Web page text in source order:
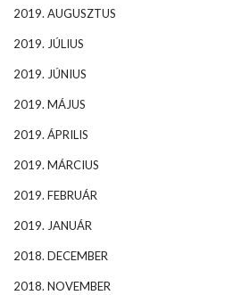
2019. AUGUSZTUS
2019. JÚLIUS
2019. JÚNIUS
2019. MÁJUS
2019. ÁPRILIS
2019. MÁRCIUS
2019. FEBRUÁR
2019. JANUÁR
2018. DECEMBER
2018. NOVEMBER